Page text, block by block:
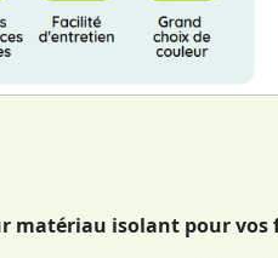
matériau isolant pour vos